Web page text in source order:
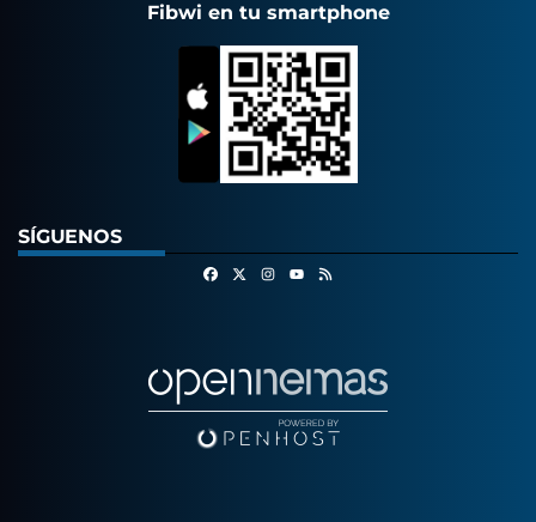
Fibwi en tu smartphone
SÍGUENOS
FacebookInstagram